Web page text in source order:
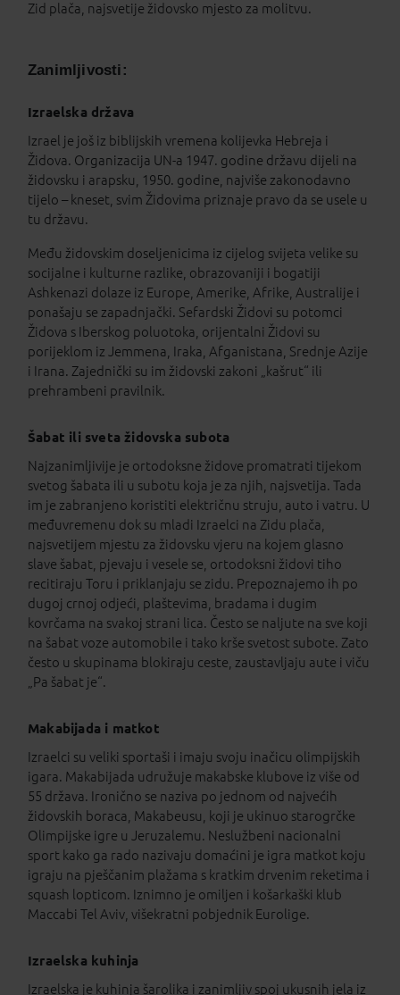
Zid plača, najsvetije židovsko mjesto za molitvu.
Zanimljivosti:
Izraelska država
Izrael je još iz biblijskih vremena kolijevka Hebreja i
Židova. Organizacija UN-a 1947. godine državu dijeli na
židovsku i arapsku, 1950. godine, najviše zakonodavno
tijelo – kneset, svim Židovima priznaje pravo da se usele u
tu državu.
Među židovskim doseljenicima iz cijelog svijeta velike su
socijalne i kulturne razlike, obrazovaniji i bogatiji
Ashkenazi dolaze iz Europe, Amerike, Afrike, Australije i
ponašaju se zapadnjački. Sefardski Židovi su potomci
Židova s Iberskog poluotoka, orijentalni Židovi su
porijeklom iz Jemmena, Iraka, Afganistana, Srednje Azije
i Irana. Zajednički su im židovski zakoni „kašrut“ ili
prehrambeni pravilnik.
Šabat ili sveta židovska subota
Najzanimljivije je ortodoksne židove promatrati tijekom
svetog šabata ili u subotu koja je za njih, najsvetija. Tada
im je zabranjeno koristiti električnu struju, auto i vatru. U
međuvremenu dok su mladi Izraelci na Zidu plača,
najsvetijem mjestu za židovsku vjeru na kojem glasno
slave šabat, pjevaju i vesele se, ortodoksni židovi tiho
recitiraju Toru i priklanjaju se zidu. Prepoznajemo ih po
dugoj crnoj odjeći, plaštevima, bradama i dugim
kovrčama na svakoj strani lica. Često se naljute na sve koji
na šabat voze automobile i tako krše svetost subote. Zato
često u skupinama blokiraju ceste, zaustavljaju aute i viču
„Pa šabat je“.
Makabijada i matkot
Izraelci su veliki sportaši i imaju svoju inačicu olimpijskih
igara. Makabijada udružuje makabske klubove iz više od
55 država. Ironično se naziva po jednom od najvećih
židovskih boraca, Makabeusu, koji je ukinuo starogrčke
Olimpijske igre u Jeruzalemu. Neslužbeni nacionalni
sport kako ga rado nazivaju domaćini je igra matkot koju
igraju na pješčanim plažama s kratkim drvenim reketima i
squash lopticom. Iznimno je omiljen i košarkaški klub
Maccabi Tel Aviv, višekratni pobjednik Eurolige.
Izraelska kuhinja
Izraelska je kuhinja šarolika i zanimljiv spoj ukusnih jela iz